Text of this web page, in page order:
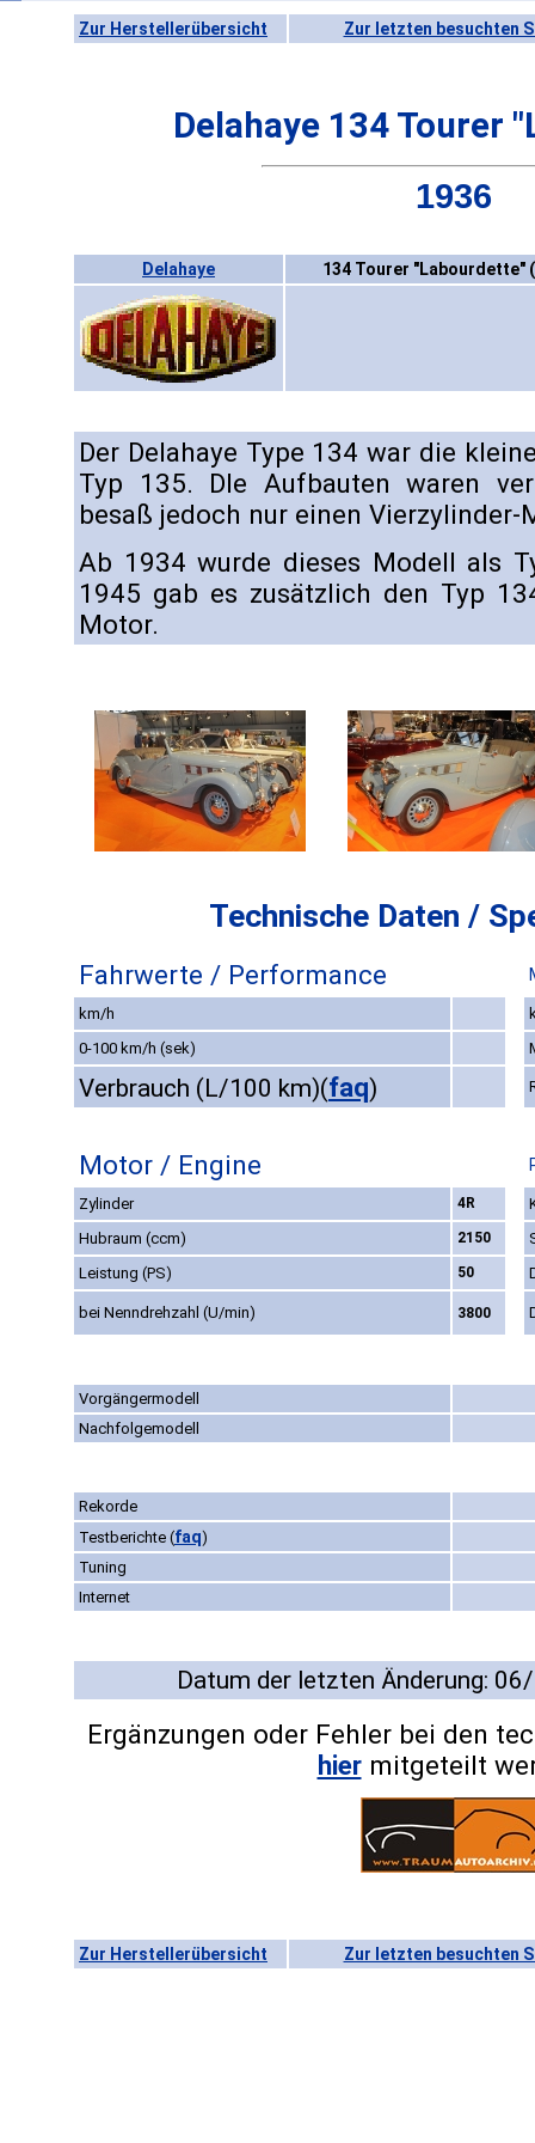
Zur Herstellerübersicht Zur letzten besuchten
Delahaye 134 Tourer
1936
Delahaye 134 Tourer "Labourdette"
Der Delahaye Type 134 war die
Typ 135. DIe Aufbauten waren
besaß jedoch nur einen Vierzylinder-
Ab 1934 wurde dieses Modell als
1945 gab es zusätzlich den Typ
Motor.
Technische Daten /
Fahrwerte / Performance
km/h
0-100 km/h (sek)
Verbrauch (L/100 km)(faq)
Motor / Engine
Zylinder 4R
Hubraum (ccm)
2150
Leistung (PS)
50
bei Nenndrehzahl (U/min) 3800
Vorgängermodell
Nachfolgemodell
Rekorde
Testberichte (faq)
Tuning
Internet
Datum der letzten Änderung:
Ergänzungen oder Fehler bei den
hiermitgeteilt
Zur Herstellerübersicht Zur letzten besuchten